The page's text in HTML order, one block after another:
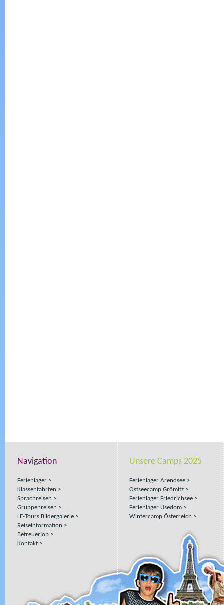
Navigation
Ferienlager
Klassenfahrten
Sprachreisen
Gruppenreisen
LE-Tours Bildergalerie
Reiseinformation
Betreuerjob
Kontakt
Unsere Camps 2025
Ferienlager Arendsee
Ostseecamp Grömitz
Ferienlager Friedrichsee
Ferienlager Usedom
Wintercamp Österreich